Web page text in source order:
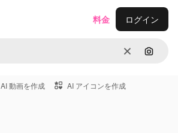
消去 画像で
料金 ログイン
AI 動画を作成 AI アイコンを作成